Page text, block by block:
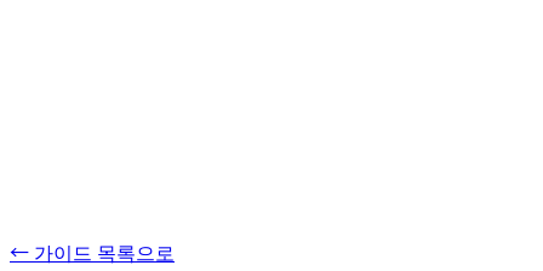
← 가이드 목록으로